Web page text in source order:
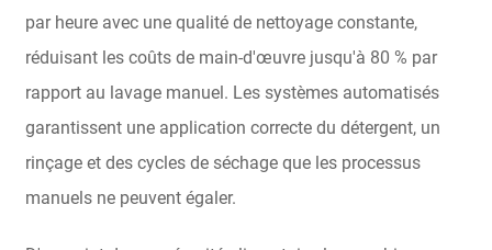
par heure avec une qualité de nettoyage constante,
réduisant les coûts de main-d'œuvre jusqu'à 80 % par
rapport au lavage manuel. Les systèmes automatisés
garantissent une application correcte du détergent, un
rinçage et des cycles de séchage que les processus
manuels ne peuvent égaler.